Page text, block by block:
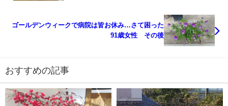
ゴールデンウィークで病院は皆お休み…さて困った
91歳女性 その後
おすすめの記事